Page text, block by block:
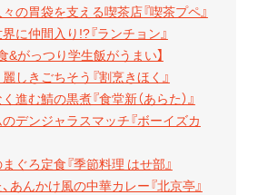
の胃袋を支える喫茶店『喫茶プペ』
に仲間入り!?『ランチョン』
&がっつり学生飯がうまい】
しきごちそう『割烹きほく』
進む鯖の黒煮『食堂新（あらた）』
デンジャラスマッチ『ボーイズカ
ぐろ定食『季節料理 はせ部』
あんかけ風の中華カレー『北京亭』